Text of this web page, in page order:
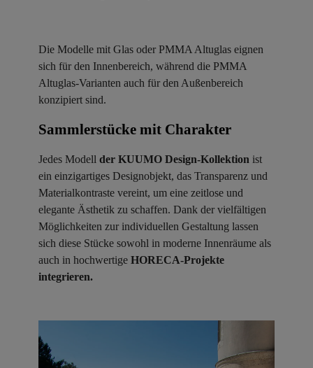
Die Modelle mit Glas oder PMMA Altuglas eignen
sich für den Innenbereich, während die PMMA
Altuglas-Varianten auch für den Außenbereich
konzipiert sind.
Sammlerstücke mit Charakter ​
Jedes Modell der KUUMO Design-Kollektion ist
ein einzigartiges Designobjekt, das Transparenz und
Materialkontraste vereint, um eine zeitlose und
elegante Ästhetik zu schaffen. Dank der vielfältigen
Möglichkeiten zur individuellen Gestaltung lassen
sich diese Stücke sowohl in moderne Innenräume als
auch in hochwertige HORECA-Projekte
integrieren.